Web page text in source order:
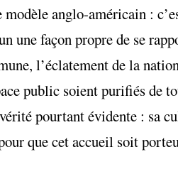
anglo-américain :
une façon propre de se
l’éclatement de la
public soient purifiés de
pourtant évidente : sa
que cet accueil soit